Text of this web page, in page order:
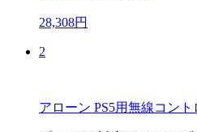
28,308円
2
アローン PS5用無線コント